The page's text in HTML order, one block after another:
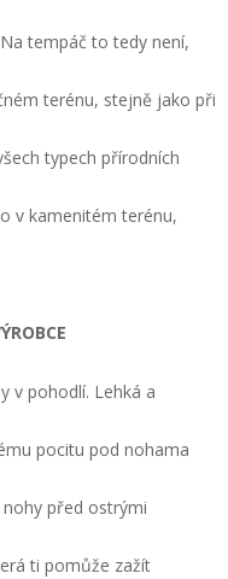
tempáč to tedy není,
terénu, stejně jako při
typech přírodních
v kamenitém terénu,
v pohodlí. Lehká a
pocitu pod nohama
před ostrými
ti pomůže zažít